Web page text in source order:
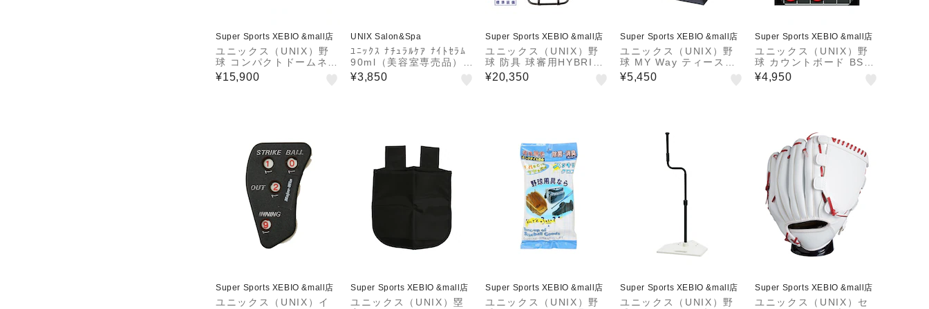
Super Sports XEBIO &mall店
ユニックス（UNIX）野
球 コンパクトドームネッ
ト BX75-62.
¥15,900
UNIX Salon&Spa
ﾕﾆｯｸｽ ﾅﾁｭﾗﾙｹｱ ﾅｲﾄｾﾗﾑ
90ml（美容室専売品）※
洗い流さないﾄﾘｰﾄﾒﾝﾄ
¥3,850
Super Sports XEBIO &mall店
ユニックス（UNIX）野
球 防具 球審用HYBRID
マスク 硬式 軟式 両用 B
X84-88 【メーカー取り
¥20,350
Super Sports XEBIO &mall店
ユニックス（UNIX）野
球 MY Way ティースタ
ンド BX86-97 【メーカ
ー取り寄せ】
¥5,450
Super Sports XEBIO &mall店
ユニックス（UNIX）野
球 カウントボード BSO
カウンター 軽量 コンパ
クト スコアボード BX86
¥4,950
Super Sports XEBIO &mall店
ユニックス（UNIX）イ
Super Sports XEBIO &mall店
ユニックス（UNIX）塁
Super Sports XEBIO &mall店
ユニックス（UNIX）野
Super Sports XEBIO &mall店
ユニックス（UNIX）野
Super Sports XEBIO &mall店
ユニックス（UNIX）セ